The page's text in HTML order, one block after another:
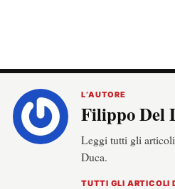
L’AUTORE
Filippo Del
Leggi tutti gli
Duca.
TUTTI GLI ARTICOLI